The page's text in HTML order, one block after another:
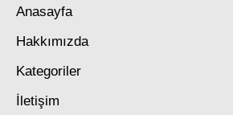
Anasayfa
Hakkımızda
Kategoriler
İletişim